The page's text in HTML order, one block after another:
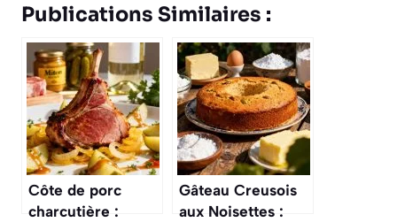
Publications Similaires :
Côte de porc
charcutière :
Gâteau Creusois
aux Noisettes :